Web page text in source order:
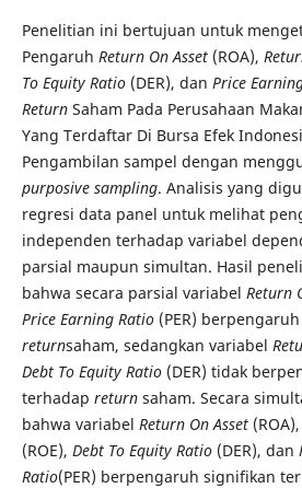
Penelitian ini bertujuan untuk
Pengaruh Return On Asset(ROA),
To Equity Ratio(DER), dan Price
ReturnSaham Pada Perusahaan
Yang Terdaftar Di Bursa Efek
Pengambilan sampel dengan
purposive sampling. Analisis yang
regresi data panel untuk melihat
independen terhadap variabel
parsial maupun simultan. Hasil
bahwa secara parsial variabel Return
Price Earning Ratio(PER)
returnsaham, sedangkan variabel
Debt To Equity Ratio(DER) tidak
terhadap returnsaham. Secara
bahwa variabel Return On Asset(ROA),
(ROE), Debt To Equity Ratio(DER), dan
Ratio(PER) berpengaruh signifikan